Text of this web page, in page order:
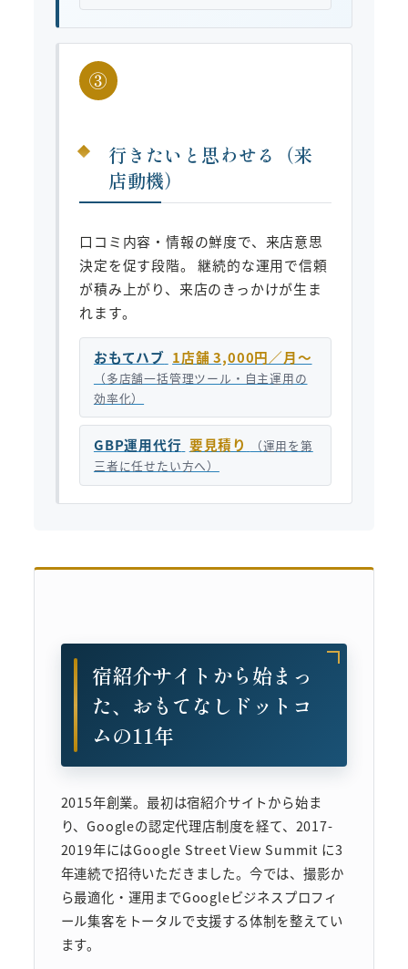
③
行きたいと思わせる（来
店動機）
口コミ内容・情報の鮮度で、来店意思
決定を促す段階。 継続的な運用で信頼
が積み上がり、来店のきっかけが生ま
れます。
おもてハブ 1店舗 3,000円／月〜
（多店舗一括管理ツール・自主運用の
効率化）
GBP運用代行 要見積り
（運用を第
三者に任せたい方へ）
宿紹介サイトから始まっ
た、おもてなしドットコ
ムの11年
2015年創業。最初は宿紹介サイトから始ま
り、Googleの認定代理店制度を経て、2017-
2019年にはGoogle Street View Summit に3
年連続で招待いただきました。今では、撮影か
ら最適化・運用までGoogleビジネスプロフィ
ール集客をトータルで支援する体制を整えてい
ます。